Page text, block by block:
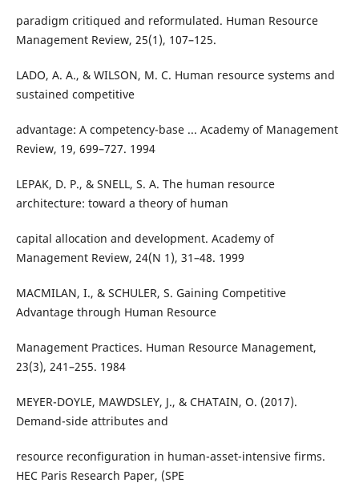
paradigm critiqued and reformulated. Human Resource
Management Review, 25(1), 107–125.
LADO, A. A., & WILSON, M. C. Human resource systems and
sustained competitive
advantage: A competency-base ... Academy of Management
Review, 19, 699–727. 1994
LEPAK, D. P., & SNELL, S. A. The human resource
architecture: toward a theory of human
capital allocation and development. Academy of
Management Review, 24(N 1), 31–48. 1999
MACMILAN, I., & SCHULER, S. Gaining Competitive
Advantage through Human Resource
Management Practices. Human Resource Management,
23(3), 241–255. 1984
MEYER-DOYLE, MAWDSLEY, J., & CHATAIN, O. (2017).
Demand-side attributes and
resource reconfiguration in human-asset-intensive firms.
HEC Paris Research Paper, (SPE